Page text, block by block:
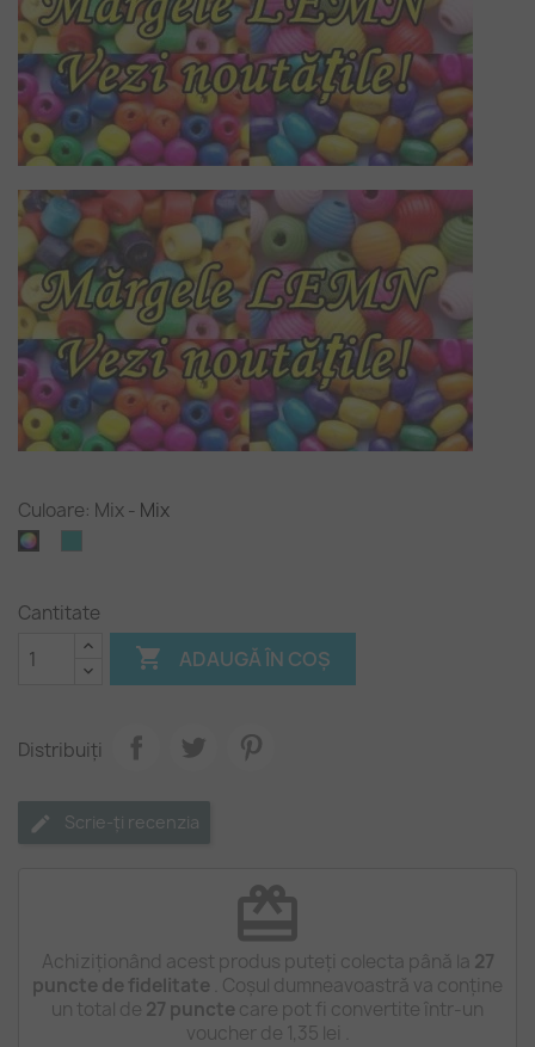
Culoare: Mix- Mix
Mix
de
mare
Cantitate
 ADAUGĂ ÎN COȘ
Distribuiți
Scrie-ți recenzia
redeem
Achiziționând acest produs puteți colecta până la 27
puncte de fidelitate . Coșul dumneavoastră va conține
un total de 27 puncte care pot fi convertite într-un
voucher de 1,35 lei